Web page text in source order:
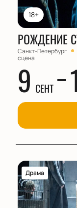
18+
РОЖДЕНИЕ
Санкт-Петербург
сцена
9 СЕНТ
Драма